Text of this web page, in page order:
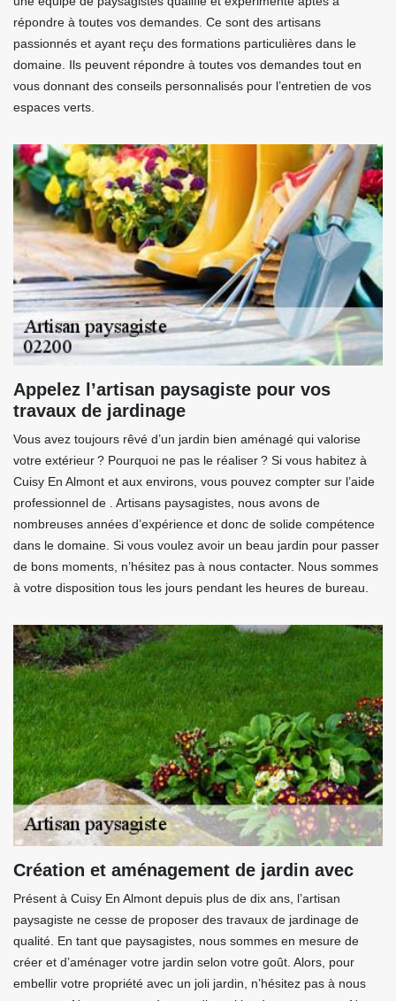
répondre à toutes vos demandes. Ce sont des artisans
passionnés et ayant reçu des formations particulières dans le
domaine. Ils peuvent répondre à toutes vos demandes tout en
vous donnant des conseils personnalisés pour l’entretien de vos
espaces verts.
Appelez l’artisan paysagiste pour vos
travaux de jardinage
Vous avez toujours rêvé d’un jardin bien aménagé qui valorise
votre extérieur ? Pourquoi ne pas le réaliser ? Si vous habitez à
Cuisy En Almont et aux environs, vous pouvez compter sur l’aide
professionnel de . Artisans paysagistes, nous avons de
nombreuses années d’expérience et donc de solide compétence
dans le domaine. Si vous voulez avoir un beau jardin pour passer
de bons moments, n’hésitez pas à nous contacter. Nous sommes
à votre disposition tous les jours pendant les heures de bureau.
Création et aménagement de jardin avec
Présent à Cuisy En Almont depuis plus de dix ans, l’artisan
paysagiste ne cesse de proposer des travaux de jardinage de
qualité. En tant que paysagistes, nous sommes en mesure de
créer et d’aménager votre jardin selon votre goût. Alors, pour
embellir votre propriété avec un joli jardin, n’hésitez pas à nous